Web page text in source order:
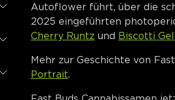
Autoflower führt, über die
2025 eingeführten
Cherry Runtz und Biscotti
Mehr zur Geschichte von
Portrait.